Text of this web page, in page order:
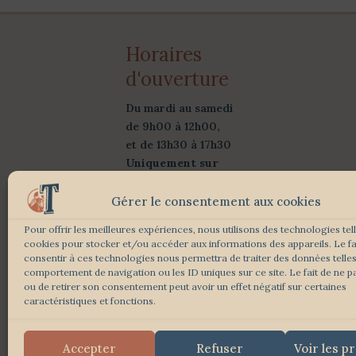
Gérer le consentement aux cookies
Pour offrir les meilleures expériences, nous utilisons des technologies
cookies pour stocker et/ou accéder aux informations des appareils. Le
consentir à ces technologies nous permettra de traiter des données
comportement de navigation ou les ID uniques sur ce site. Le fait de ne
ou de retirer son consentement peut avoir un effet négatif sur certaines
caractéristiques et fonctions.
Accepter Refuser Voir les
Horaires
d'ouverture
Du mardi au samedi
de 9h00 à 12h00,
et de 13h30 à 17h30
Uniquement sur
Suivez-Nous :